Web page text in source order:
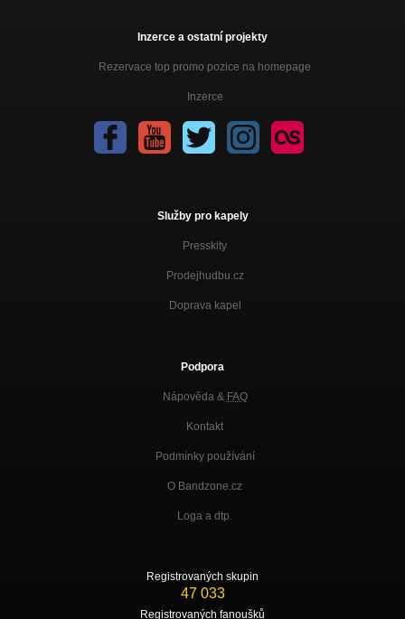
Inzerce a ostatní projekty
Rezervace top promo pozice na homepage
Inzerce
Služby pro kapely
Presskity
Prodejhudbu.cz
Doprava kapel
Podpora
Nápověda & FAQ
Kontakt
Podmínky používání
O Bandzone.cz
Loga a dtp.
Registrovaných skupin
47 033
Registrovaných fanoušků